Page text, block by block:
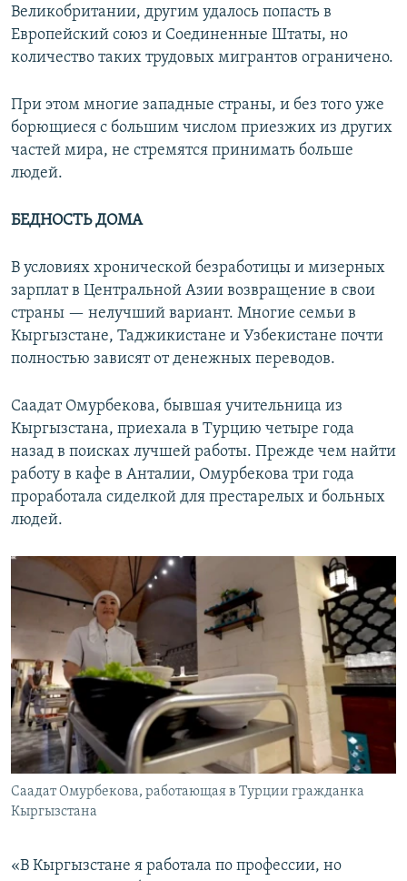
Великобритании, другим удалось попасть в
Европейский союз и Соединенные Штаты, но
количество таких трудовых мигрантов ограничено.
При этом многие западные страны, и без того уже
борющиеся с большим числом приезжих из других
частей мира, не стремятся принимать больше
людей.
БЕДНОСТЬ ДОМА
В условиях хронической безработицы и мизерных
зарплат в Центральной Азии возвращение в свои
страны — нелучший вариант. Многие семьи в
Кыргызстане, Таджикистане и Узбекистане почти
полностью зависят от денежных переводов.
Саадат Омурбекова, бывшая учительница из
Кыргызстана, приехала в Турцию четыре года
назад в поисках лучшей работы. Прежде чем найти
работу в кафе в Анталии, Омурбекова три года
проработала сиделкой для престарелых и больных
людей.
Саадат Омурбекова, работающая в Турции гражданка
Кыргызстана
«В Кыргызстане я работала по профессии, но